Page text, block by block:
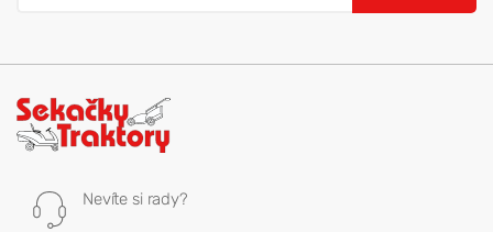
Nevíte si rady?